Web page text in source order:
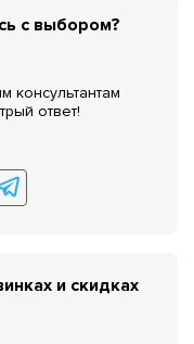
с выбором?
консультантам
ответ!
и скидках